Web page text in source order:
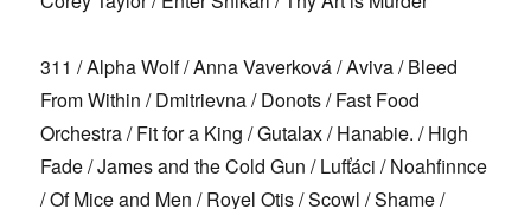
311 / Alpha Wolf / Anna Vaverková / Aviva / Bleed
From Within / Dmitrievna / Donots / Fast Food
Orchestra / Fit for a King / Gutalax / Hanabie. / High
Fade / James and the Cold Gun / Lufťáci / Noahfinnce
/ Of Mice and Men / Royel Otis / Scowl / Shame /